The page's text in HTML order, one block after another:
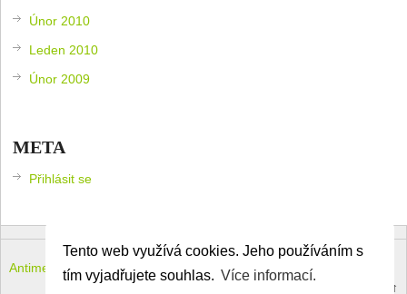
Tento web využívá cookies. Jeho používáním s
tím vyjadřujete souhlas. Více informací.
Únor 2010
Leden 2010
Únor 2009
META
Přihlásit se
Antimeloun – komouši dneška
Copyright © 2026.
Back to Top ↑